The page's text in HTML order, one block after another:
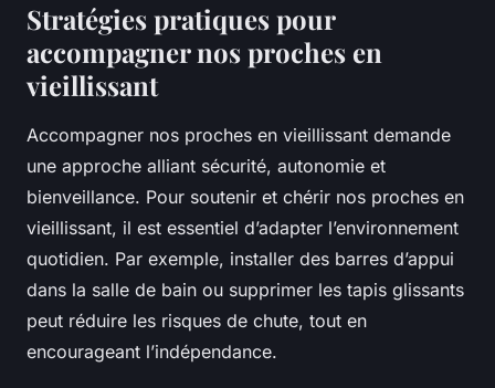
Stratégies pratiques pour
accompagner nos proches en
vieillissant
Accompagner nos proches en vieillissant demande
une approche alliant sécurité, autonomie et
bienveillance. Pour soutenir et chérir nos proches en
vieillissant, il est essentiel d’adapter l’environnement
quotidien. Par exemple, installer des barres d’appui
dans la salle de bain ou supprimer les tapis glissants
peut réduire les risques de chute, tout en
encourageant l’indépendance.